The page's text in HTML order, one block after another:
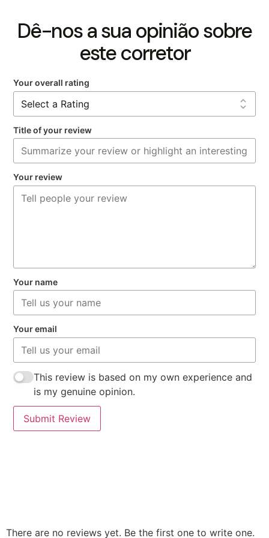
Dê-nos a sua opinião sobre
este corretor
Your overall rating
Title of your review
Your review
Your name
Your email
This review is based on my own experience and
is my genuine opinion.
Submit Review
There are no reviews yet. Be the first one to write one.